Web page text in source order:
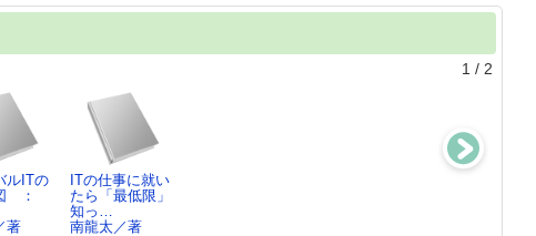
1 / 2
ルITの
：
著
ITの仕事に就い
たら「最低限」
知っ…
南龍太／著